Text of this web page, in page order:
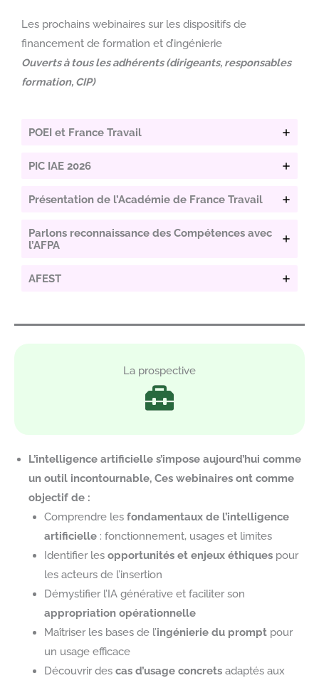
Les prochains webinaires sur les dispositifs de
financement de formation et d’ingénierie
Ouverts à tous les adhérents (dirigeants, responsables
formation, CIP)
POEI et France Travail
PIC IAE 2026
Présentation de l’Académie de France Travail
Parlons reconnaissance des Compétences avec
l’AFPA
AFEST
La prospective
L’intelligence artificielle s’impose aujourd’hui comme
un outil incontournable, Ces webinaires ont comme
objectif de :
Comprendre les fondamentaux de l’intelligence
artificielle: fonctionnement, usages et limites
Identifier les opportunités et enjeux éthiquespour
les acteurs de l’insertion
Démystifier l’IA générative et faciliter son
appropriation opérationnelle
Maîtriser les bases de l’ingénierie du promptpour
un usage efficace
Découvrir des cas d’usage concretsadaptés aux